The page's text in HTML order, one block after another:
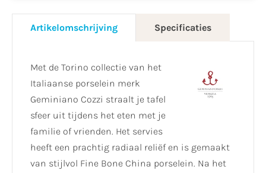
Artikelomschrijving Specificaties
Met de Torino collectie van het
Italiaanse porselein merk
Geminiano Cozzi straalt je tafel
sfeer uit tijdens het eten met je
familie of vrienden. Het servies
heeft een prachtig radiaal reliëf en is gemaakt
van stijlvol Fine Bone China porselein. Na het